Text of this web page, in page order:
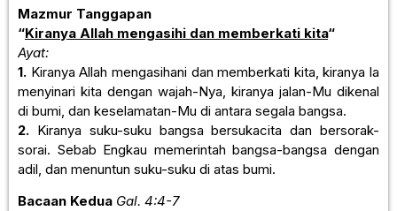
Mazmur Tanggapan
“Kiranya Allah mengasihi dan memberkati kita“
Ayat:
1. Kiranya Allah mengasihani dan memberkati kita, kiranya la
menyinari kita dengan wajah-Nya, kiranya jalan-Mu dikenal
di bumi, dan keselamatan-Mu di antara segala bangsa.
2. Kiranya suku-suku bangsa bersukacita dan bersorak-
sorai. Sebab Engkau memerintah bangsa-bangsa dengan
adil, dan menuntun suku-suku di atas bumi.
Bacaan Kedua Gal. 4:4-7